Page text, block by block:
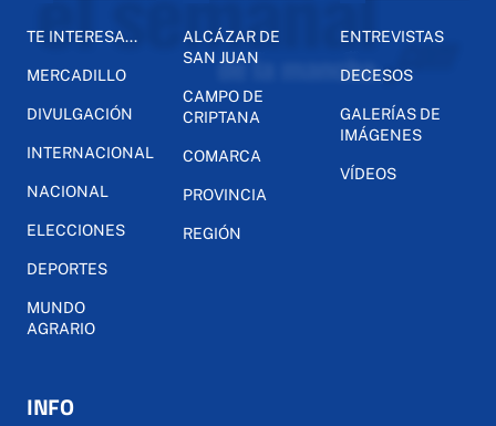
TE INTERESA...
MERCADILLO
DIVULGACIÓN
INTERNACIONAL
NACIONAL
ELECCIONES
DEPORTES
MUNDO
AGRARIO
ALCÁZAR DE
SAN JUAN
CAMPO DE
CRIPTANA
COMARCA
PROVINCIA
REGIÓN
ENTREVISTAS
DECESOS
GALERÍAS DE
IMÁGENES
VÍDEOS
INFO